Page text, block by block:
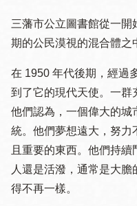
三藩市公立圖書館從一
期的公民漠視的混合體之
在 1950 年代後期，經過
到了它的現代天使。一群
他們認為，一個偉大的城
統。他們夢想遠大，努力
且重要的東西。他們持
人還是活潑，通常是大
得不再一樣。